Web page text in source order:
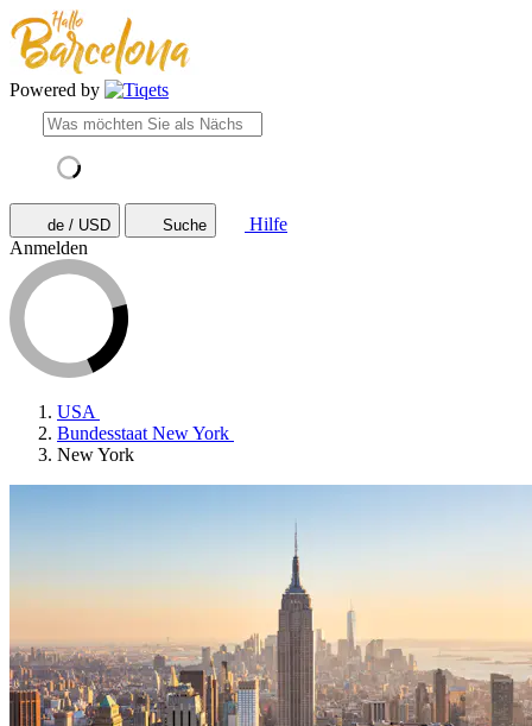
Powered by
de / USD Suche
Hilfe
Anmelden
USA
Bundesstaat New York
New York